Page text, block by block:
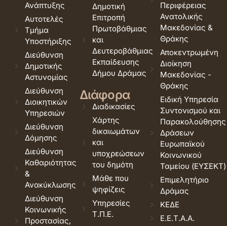
Ανάπτυξης
Αυτοτελές
Τμήμα
Υποστήριξης
Διεύθυνση
Δημοτικής
Αστυνομίας
Διεύθυνση
Διοικητικών
Υπηρεσιών
Διεύθυνση
Δόμησης
Διεύθυνση
Καθαριότητας
&
Ανακύκλωσης
Διεύθυνση
Κοινωνικής
Προστασίας,
Δημοτική
Επιτροπή
Πρωτοβάθμιας
και
Δευτεροβάθμιας
Εκπαίδευσης
Δήμου Δράμας
Διάφορα
Διαδικασίες
Χάρτης
δικαιωμάτων
και
υποχρεώσεων
του δημότη
Μάθε που
ψηφίζεις
Υπηρεσίες
Τ.Π.Ε.
Περιφέρειας
Ανατολικής
Μακεδονίας &
Θράκης
Αποκεντρωμένη
Διοίκηση
Μακεδονίας -
Θράκης
Ειδική Υπηρεσία
Συντονισμού και
Παρακολούθησης
Δράσεων
Ευρωπαϊκού
Κοινωνικού
Ταμείου (ΕΥΣΕΚΤ)
Επιμελητήριο
Δράμας
ΚΕΔΕ
Ε.Ε.Τ.Α.Α.